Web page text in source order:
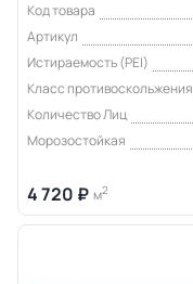
Код товара
Артикул
Истираемость (PEI)
Класс противоскольжения
Количество Лиц
Морозостойкая
4 720 ₽ м2